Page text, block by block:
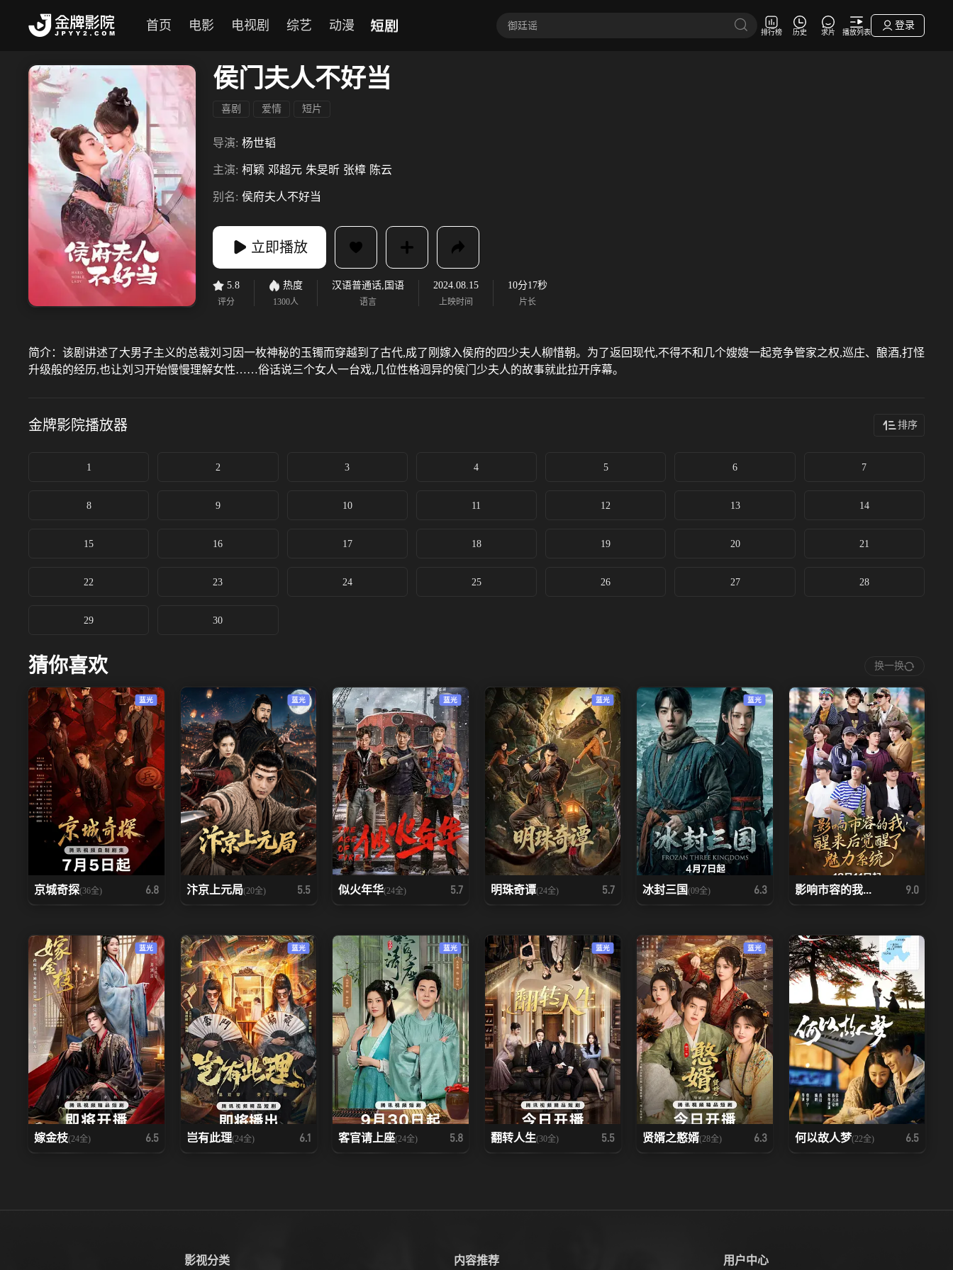
首页 电影 电视剧 综艺 动漫 短剧 排行榜 历史 求片 播放列表
登录
侯门夫人不好当
喜剧 爱情 短片
导演: 杨世韬
主演: 柯颖 邓超元 朱旻昕 张樟 陈云
别名: 侯府夫人不好当
立即播放
5.8
评分
热度
1300人
汉语普通话,国语
语言
2024.08.15
上映时间
10分17秒
片长
简介： 该剧讲述了大男子主义的总裁刘习因一枚神秘的玉镯而穿越到了古代,成了刚嫁入侯府的四少夫人柳惜朝。为了返回现代,不得不和几个嫂嫂一起竞争管家之权,巡庄、酿酒,打怪
升级般的经历,也让刘习开始慢慢理解女性……俗话说三个女人一台戏,几位性格迥异的侯门少夫人的故事就此拉开序幕。
金牌影院播放器 排序
1 2 3 4 5 6 7
8 9 10 11 12 13 14
15 16 17 18 19 20 21
22 23 24 25 26 27 28
29 30
猜你喜欢 换一换
蓝光
京城奇探(36全) 6.8
蓝光
汴京上元局(20全) 5.5
蓝光
似火年华(24全) 5.7
蓝光
明珠奇谭(24全) 5.7
蓝光
冰封三国 (09全) 6.3 影响市容的我... 9.0
蓝光
嫁金枝(24全) 6.5
蓝光
岂有此理(24全) 6.1
蓝光
客官请上座(24全) 5.8
蓝光
翻转人生(30全) 5.5
蓝光
贤婿之憨婿(28全) 6.3 何以故人梦(22全) 6.5
影视分类 内容推荐 用户中心